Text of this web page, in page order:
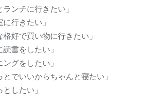
ランチに行きたい」
に行きたい」
格好で買い物に行きたい」
読書をしたい」
ングをしたい」
とでいいからちゃんと寝たい」
としたい」